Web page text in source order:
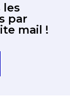
les
par
mail !